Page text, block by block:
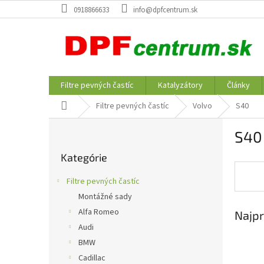
na
0918866633 info@dpfcentrum.sk
Filtre pevných častíc Katalyzátory Články
DomovFiltre pevných častíc Volvo S40
kategórie
Kategórie
Filtre pevných častíc
Montážné sady
Alfa Romeo
Audi
BMW
Cadillac
S40